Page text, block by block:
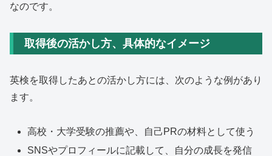
なのです。
取得後の活かし方、具体的なイメージ
英検を取得したあとの活かし方には、次のような例があり
ます。
高校・大学受験の推薦や、自己PRの材料として使う
SNSやプロフィールに記載して、自分の成長を発信